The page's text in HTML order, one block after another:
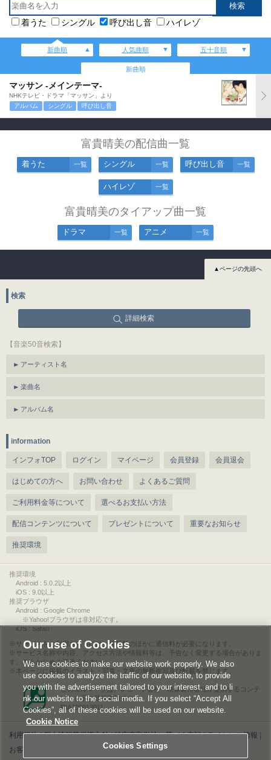
着うた シングル 呼び出し音 ハイレゾ
新曲順 人気曲順 五十音順
新曲順
マッサン -メインテーマ-
NHKテレビ・ドラマ「マッサン」より
アルバム
シングル 呼び出し音
富貴晴美の配信曲一覧
着うた 一覧 シングル 一覧 呼び出し音 一覧
ハイレゾ 一覧
富貴晴美のタイアップ曲一覧
ドラマ 一覧 アニメ 一覧
▲ページの先頭へ
検索
詳細検索
【音楽50音検索】
アーティスト名
楽曲名
アルバム名
information
インフォTOP ログイン マイページ 会員登録 会員退会
はじめての方へ お問い合わせ よくあるご質問
ご利用料金等について 選べるお支払い方法
配信コンテンツについて プレゼントについて 重要なお知らせ
推奨環境
推奨環境
Android : 5.0.2以上
iOS : 9.0以上
推奨ブラウザ
Android : Google Chrome
※Yahoo!ブラウザは非対応です。
iOS : Safari
サービスをご利用されるには、情報料のほかに通信料が必要になります。
サービス名称や内容、アクセス方法や情報料等は、予告なく変更する場合がありま
す。あらかじめご了承ください。
本ページに掲載のイラスト・写真・文章の無断複写及び転載を禁じます。
このエルマークは、レコード会社・映像製作会社が提供するコンテ
ンツを示す登録商標です。
RIAJ00013011
利用規約|個人情報等保護方針|特定商取引法に基づく表記|ライセンス情報
お客様情報の外部送信について|Cookies Settings
Our use of Cookies
We use cookies to make our website work properly. We also
use cookies to analyze the traffic of our website, to provide
you with the advertisement tailored to your interest, and to li
nk our website to the social media. If you select “Accept All
Cookies”, all of these cookies will be used on our website.
Cookie Notice
Cookies Settings